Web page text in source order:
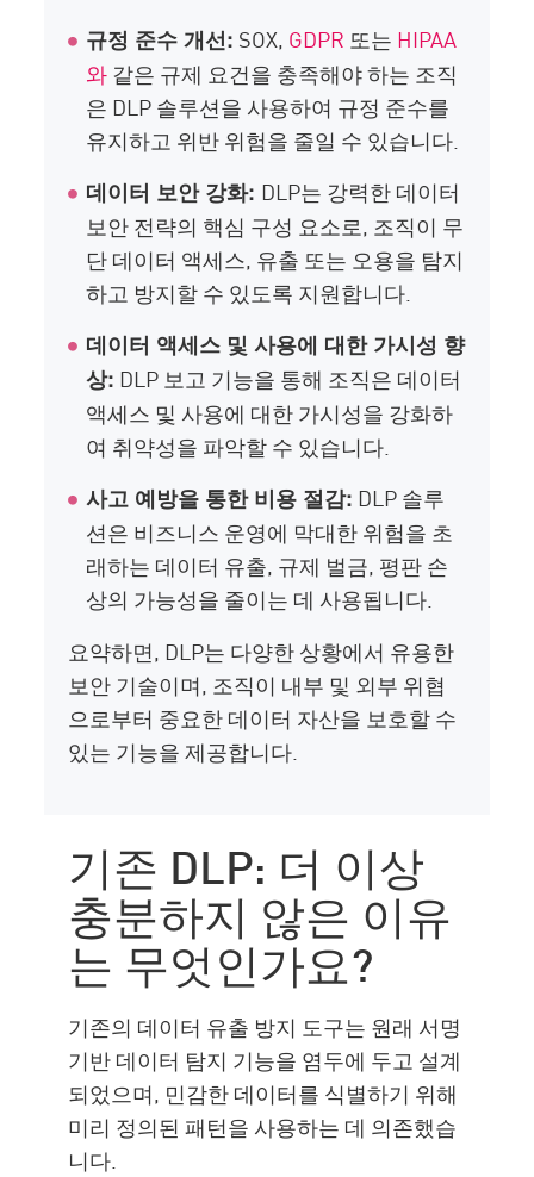
규정 준수 개선: SOX, GDPR 또는 HIPAA
와같은 규제 요건을 충족해야 하는 조직
은 DLP 솔루션을 사용하여 규정 준수를
유지하고 위반 위험을 줄일 수 있습니다.
데이터 보안 강화: DLP는 강력한 데이터
보안 전략의 핵심 구성 요소로, 조직이 무
단 데이터 액세스, 유출 또는 오용을 탐지
하고 방지할 수 있도록 지원합니다.
데이터 액세스 및 사용에 대한 가시성 향
상: DLP 보고 기능을 통해 조직은 데이터
액세스 및 사용에 대한 가시성을 강화하
여 취약성을 파악할 수 있습니다.
사고 예방을 통한 비용 절감: DLP 솔루
션은 비즈니스 운영에 막대한 위험을 초
래하는 데이터 유출, 규제 벌금, 평판 손
상의 가능성을 줄이는 데 사용됩니다.
요약하면, DLP는 다양한 상황에서 유용한
보안 기술이며, 조직이 내부 및 외부 위협
으로부터 중요한 데이터 자산을 보호할 수
있는 기능을 제공합니다.
기존 DLP: 더 이상
충분하지 않은 이유
는 무엇인가요?
기존의 데이터 유출 방지 도구는 원래 서명
기반 데이터 탐지 기능을 염두에 두고 설계
되었으며, 민감한 데이터를 식별하기 위해
미리 정의된 패턴을 사용하는 데 의존했습
니다.